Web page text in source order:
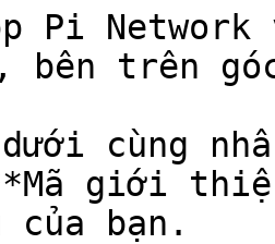
Pi Network
bên trên
dưới cùng
giới
bạn.